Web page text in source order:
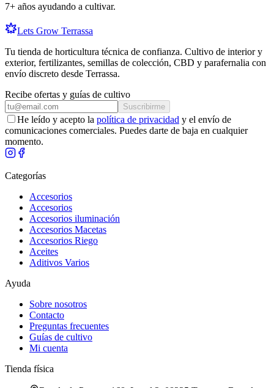
7+ años ayudando a cultivar.
Lets Grow Terrassa
Tu tienda de horticultura técnica de confianza. Cultivo de interior y
exterior, fertilizantes, semillas de colección, CBD y parafernalia con
envío discreto desde Terrassa.
Recibe ofertas y guías de cultivo
Suscribirme
He leído y acepto la política de privacidad y el envío de
comunicaciones comerciales. Puedes darte de baja en cualquier
momento.
Categorías
Accesorios
Accesorios
Accesorios iluminación
Accesorios Macetas
Accesorios Riego
Aceites
Aditivos Varios
Ayuda
Sobre nosotros
Contacto
Preguntas frecuentes
Guías de cultivo
Mi cuenta
Tienda física